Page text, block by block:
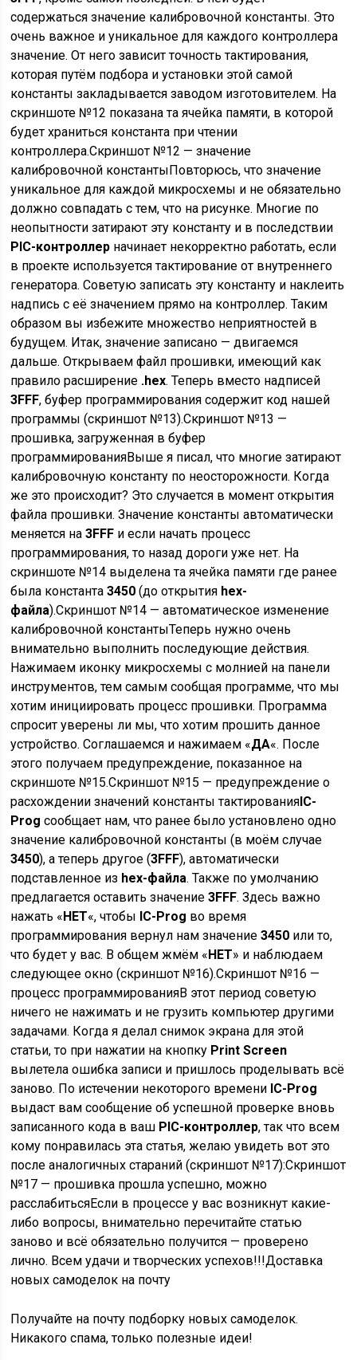
содержаться значение калибровочной константы. Это
очень важное и уникальное для каждого контроллера
значение. От него зависит точность тактирования,
которая путём подбора и установки этой самой
константы закладывается заводом изготовителем. На
скриншоте №12 показана та ячейка памяти, в которой
будет храниться константа при чтении
контроллера.Скриншот №12 — значение
калибровочной константыПовторюсь, что значение
уникальное для каждой микросхемы и не обязательно
должно совпадать с тем, что на рисунке. Многие по
неопытности затирают эту константу и в последствии
PIC-контроллер начинает некорректно работать, если
в проекте используется тактирование от внутреннего
генератора. Советую записать эту константу и наклеить
надпись с её значением прямо на контроллер. Таким
образом вы избежите множество неприятностей в
будущем. Итак, значение записано — двигаемся
дальше. Открываем файл прошивки, имеющий как
правило расширение .hex. Теперь вместо надписей
3FFF, буфер программирования содержит код нашей
программы (скриншот №13).Скриншот №13 —
прошивка, загруженная в буфер
программированияВыше я писал, что многие затирают
калибровочную константу по неосторожности. Когда
же это происходит? Это случается в момент открытия
файла прошивки. Значение константы автоматически
меняется на3FFF и если начать процесс
программирования, то назад дороги уже нет. На
скриншоте №14 выделена та ячейка памяти где ранее
была константа3450 (до открытия hex-
файла).Скриншот №14 — автоматическое изменение
калибровочной константыТеперь нужно очень
внимательно выполнить последующие действия.
Нажимаем иконку микросхемы с молнией на панели
инструментов, тем самым сообщая программе, что мы
хотим инициировать процесс прошивки. Программа
спросит уверены ли мы, что хотим прошить данное
устройство. Соглашаемся и нажимаем «ДА«. После
этого получаем предупреждение, показанное на
скриншоте №15.Скриншот №15 — предупреждение о
расхождении значений константы тактированияIC-
Prog сообщает нам, что ранее было установлено одно
значение калибровочной константы (в моём случае
3450), а теперь другое (3FFF), автоматически
подставленное из hex-файла. Также по умолчанию
предлагается оставить значение3FFF. Здесь важно
нажать «НЕТ«, чтобы IC-Prog во время
программирования вернул нам значение3450 или то,
что будет у вас. В общем жмём «НЕТ» и наблюдаем
следующее окно (скриншот №16).Скриншот №16 —
процесс программированияВ этот период советую
ничего не нажимать и не грузить компьютер другими
задачами. Когда я делал снимок экрана для этой
статьи, то при нажатии на кнопку Print Screen
вылетела ошибка записи и пришлось проделывать всё
заново. По истечении некоторого времени IC-Prog
выдаст вам сообщение об успешной проверке вновь
записанного кода в ваш PIC-контроллер, так что всем
кому понравилась эта статья, желаю увидеть вот это
после аналогичных стараний (скриншот №17):Скриншот
№17 — прошивка прошла успешно, можно
расслабитьсяЕсли в процессе у вас возникнут какие-
либо вопросы, внимательно перечитайте статью
заново и всё обязательно получится — проверено
лично. Всем удачи и творческих успехов!!!Доставка
новых самоделок на почту
Получайте на почту подборку новых самоделок.
Никакого спама, только полезные идеи!